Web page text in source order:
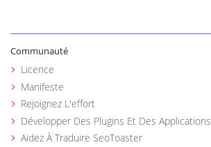
Communauté
Licence
Manifeste
Rejoignez L'effort
Développer Des Plugins Et Des Applications
Aidez À Traduire SeoToaster